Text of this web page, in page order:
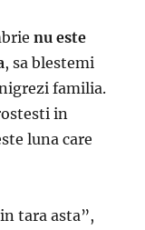
nu este
, sa blestemi
familia.
in
luna care
tara asta”,